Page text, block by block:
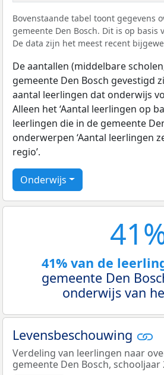
Bovenstaande tabel toont gegevens
gemeente Den Bosch. Dit is op basis
De data zijn het meest recent
De aantallen (middelbare
gemeente Den Bosch gevestigd
aantal leerlingen dat onderwijs
Alleen het ‘Aantal leerlingen op
leerlingen die in de gemeente
onderwerpen ‘Aantal leerlingen
regio’.
Onderwijs
41% van de
gemeente Den
onderwijs van
Levensbeschouwing
Verdeling van leerlingen naar
gemeente Den Bosch, schooljaar